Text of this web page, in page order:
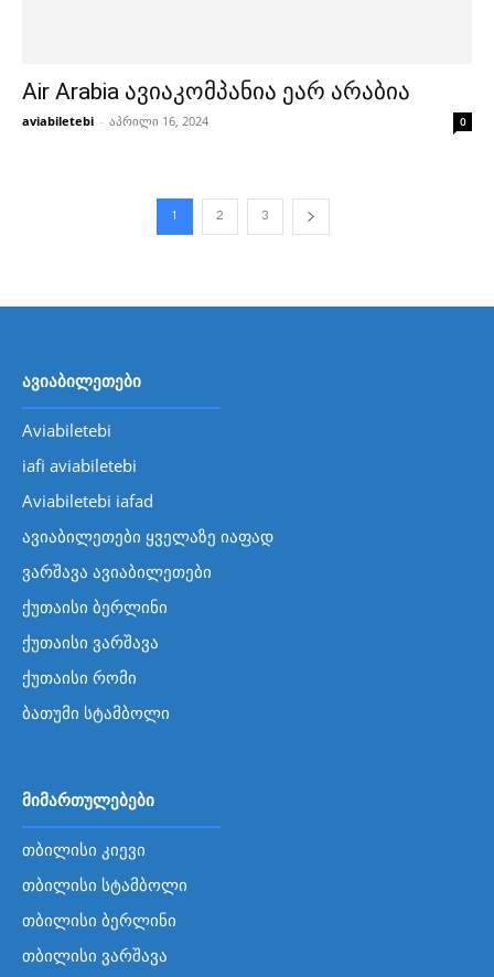
Air Arabia ავიაკომპანია ეარ არაბია
aviabiletebi - აპრილი 16, 2024 0
1 2 3
ავიაბილეთები
Aviabiletebi
iafi aviabiletebi
Aviabiletebi iafad
ავიაბილეთები ყველაზე იაფად
ვარშავა ავიაბილეთები
ქუთაისი ბერლინი
ქუთაისი ვარშავა
ქუთაისი რომი
ბათუმი სტამბოლი
მიმართულებები
თბილისი კიევი
თბილისი სტამბოლი
თბილისი ბერლინი
თბილისი ვარშავა